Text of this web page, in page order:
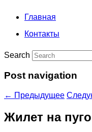
Главная
Контакты
Search
Post navigation
← Предыдущее
Жилет на